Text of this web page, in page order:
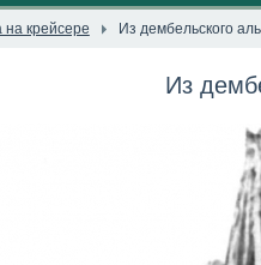
крейсере Из дембельского
Из